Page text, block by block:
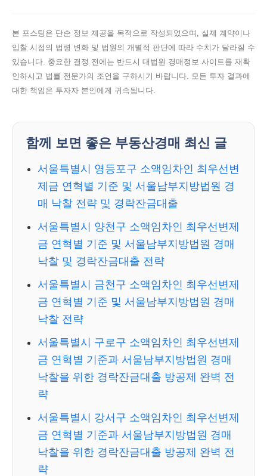
본 포스팅은 단순 정보 제공을 목적으로 작성되었으며, 실제 계약이나
입찰 시점의 법령 변화 및 법원의 개별적 판단에 따라 수치가 달라질 수
있습니다. 중요한 결정 전에는 반드시 대법원 경매정보 사이트를 재확
인하시고 법률 전문가의 조언을 구하시기 바랍니다. 모든 투자 결과에
대한 책임은 투자자 본인에게 귀속됩니다.
함께 보면 좋은 부동산경매 최신 글
서울특별시 영등포구 소액임차인 최우선변
제금 연혁별 기준 및 서울남부지방법원 경
매 낙찰 전략 및 경락잔금대출
서울특별시 양천구 소액임차인 최우선변제
금 연혁별 기준 및 서울남부지방법원 경매
낙찰 및 경락잔금대출 전략
서울특별시 금천구 소액임차인 최우선변제
금 연혁별 기준 및 서울남부지방법원 경매
낙찰 전략
서울특별시 구로구 소액임차인 최우선변제
금 연혁별 기준과 서울남부지방법원 경매
낙찰을 위한 경락잔금대출 방공제 완벽 전
략
서울특별시 강서구 소액임차인 최우선변제
금 연혁별 기준과 서울남부지방법원 경매
낙찰을 위한 경락잔금대출 방공제 완벽 전
략